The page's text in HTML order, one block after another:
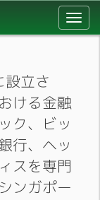
立さ
ける金融
ク、ビッ
行、ヘッ
スを専門
ンガポー